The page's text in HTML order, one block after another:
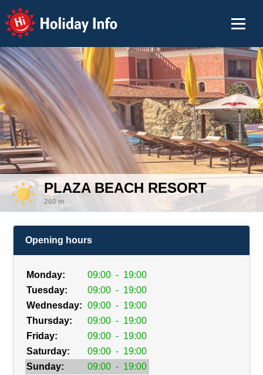
Holiday Info
PLAZA BEACH RESORT
260 m
Opening hours
Monday: 09:00 - 19:00
Tuesday:
09:00 - 19:00
Wednesday: 09:00 - 19:00
Thursday:
09:00 - 19:00
Friday:
09:00 - 19:00
Saturday:
09:00 - 19:00
Sunday:
09:00 - 19:00